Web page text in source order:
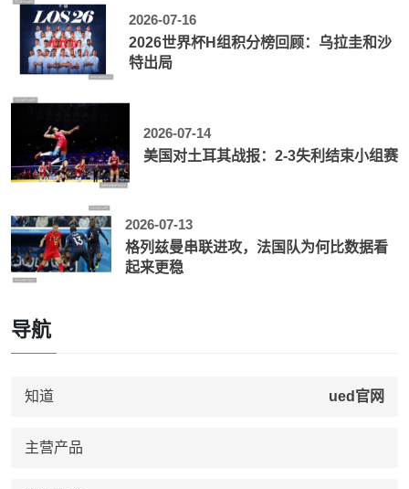
2026-07-16
2026世界杯H组积分榜回顾：乌拉圭和沙
特出局
2026-07-14
美国对土耳其战报：2-3失利结束小组赛
2026-07-13
格列兹曼串联进攻，法国队为何比数据看
起来更稳
导航
知道 ued官网
主营产品